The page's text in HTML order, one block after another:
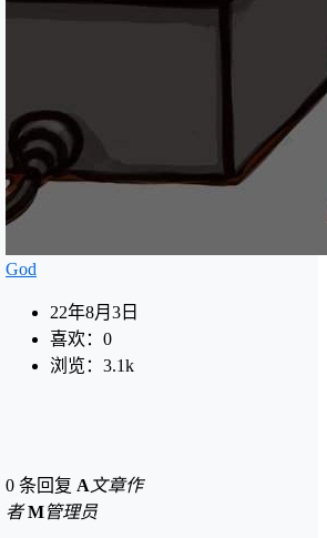
God
22年8月3日
喜欢： 0
浏览： 3.1k
0 条回复 A 文章作
者 M管理员